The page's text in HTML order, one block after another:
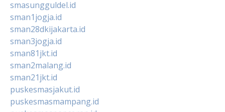
smasungguldel.id
sman1jogja.id
sman28dkijakarta.id
sman3jogja.id
sman81jkt.id
sman2malang.id
sman21jkt.id
puskesmasjakut.id
puskesmasmampang.id